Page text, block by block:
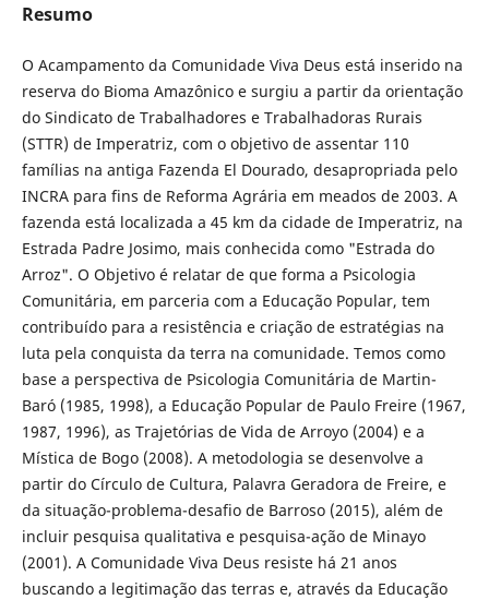
Resumo
O Acampamento da Comunidade Viva Deus está inserido na
reserva do Bioma Amazônico e surgiu a partir da orientação
do Sindicato de Trabalhadores e Trabalhadoras Rurais
(STTR) de Imperatriz, com o objetivo de assentar 110
famílias na antiga Fazenda El Dourado, desapropriada pelo
INCRA para fins de Reforma Agrária em meados de 2003. A
fazenda está localizada a 45 km da cidade de Imperatriz, na
Estrada Padre Josimo, mais conhecida como "Estrada do
Arroz". O Objetivo é relatar de que forma a Psicologia
Comunitária, em parceria com a Educação Popular, tem
contribuído para a resistência e criação de estratégias na
luta pela conquista da terra na comunidade. Temos como
base a perspectiva de Psicologia Comunitária de Martin-
Baró (1985, 1998), a Educação Popular de Paulo Freire (1967,
1987, 1996), as Trajetórias de Vida de Arroyo (2004) e a
Mística de Bogo (2008). A metodologia se desenvolve a
partir do Círculo de Cultura, Palavra Geradora de Freire, e
da situação-problema-desafio de Barroso (2015), além de
incluir pesquisa qualitativa e pesquisa-ação de Minayo
(2001). A Comunidade Viva Deus resiste há 21 anos
buscando a legitimação das terras e, através da Educação